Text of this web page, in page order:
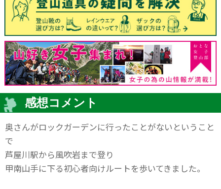
感想コメント
奥さんがロックガーデンに行ったことがないということ
で
芦屋川駅から風吹岩まで登り
甲南山手に下る初心者向けルートを歩いてきました。